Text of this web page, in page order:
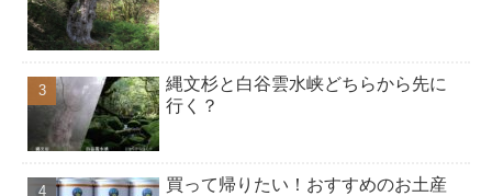
縄文杉と白谷雲水峡どちらから先に
行く？
買って帰りたい！おすすめのお土産